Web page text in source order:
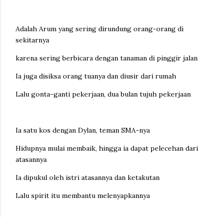
Adalah Arum yang sering dirundung orang-orang di
sekitarnya
karena sering berbicara dengan tanaman di pinggir jalan
Ia juga disiksa orang tuanya dan diusir dari rumah
Lalu gonta-ganti pekerjaan, dua bulan tujuh pekerjaan
Ia satu kos dengan Dylan, teman SMA-nya
Hidupnya mulai membaik, hingga ia dapat pelecehan dari
atasannya
Ia dipukul oleh istri atasannya dan ketakutan
Lalu spirit itu membantu melenyapkannya